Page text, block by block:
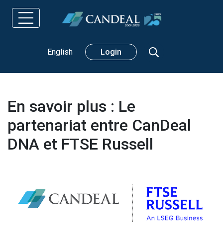
English Login Rechercher
En savoir plus : Le
partenariat entre CanDeal
DNA et FTSE Russell